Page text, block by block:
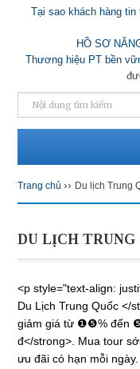
Tại sao khách hàng
HỒ SƠ
Thương hiệu PT bền
Trang chủ ›› Du lịch Trung
DU LỊCH TRUNG
<p style="text-align:
Du Lịch Trung Quốc </
giảm giá từ ❶❺% đến
đ</strong>. Mua tour
ưu đãi có hạn mỗi